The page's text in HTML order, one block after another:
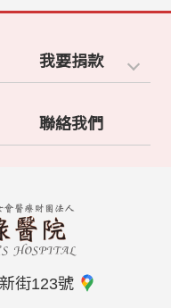
我要捐款
聯絡我們
街123號